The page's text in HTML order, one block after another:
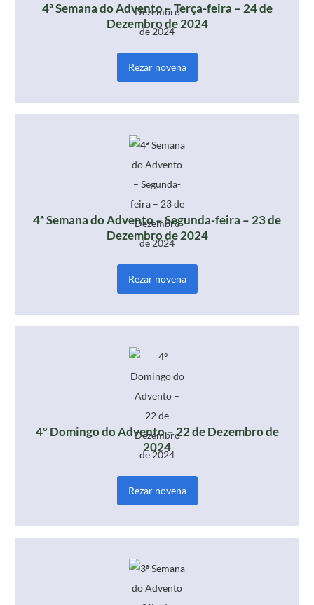
4ª Semana do Advento – Terça-feira – 24 de
Dezembro de 2024
Rezar novena
4ª Semana do Advento – Segunda-feira – 23 de
Dezembro de 2024
Rezar novena
4º Domingo do Advento – 22 de Dezembro de
2024
Rezar novena